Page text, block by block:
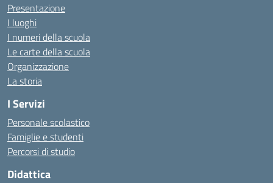
Presentazione
I luoghi
I numeri della scuola
Le carte della scuola
Organizzazione
La storia
I Servizi
Personale scolastico
Famiglie e studenti
Percorsi di studio
Didattica